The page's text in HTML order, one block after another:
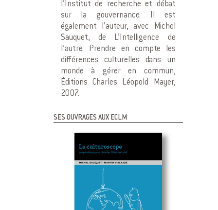
l’Institut de recherche et débat
sur la gouvernance. Il est
également l’auteur, avec Michel
Sauquet, de L’Intelligence de
l’autre. Prendre en compte les
différences culturelles dans un
monde à gérer en commun,
Éditions Charles Léopold Mayer,
2007.
SES OUVRAGES AUX ECLM